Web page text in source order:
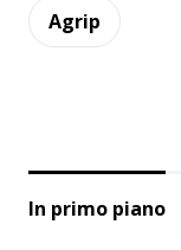
Agrip
In primo piano